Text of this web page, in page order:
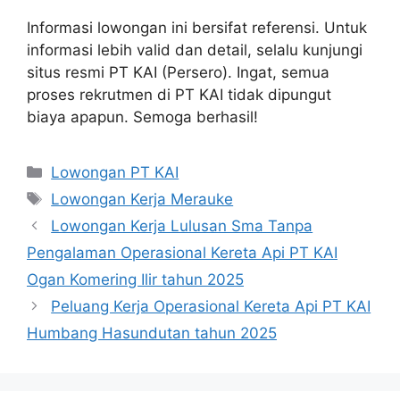
Informasi lowongan ini bersifat referensi. Untuk
informasi lebih valid dan detail, selalu kunjungi
situs resmi PT KAI (Persero). Ingat, semua
proses rekrutmen di PT KAI tidak dipungut
biaya apapun. Semoga berhasil!
Categories
Lowongan PT KAI
Tags
Lowongan Kerja Merauke
Lowongan Kerja Lulusan Sma Tanpa
Pengalaman Operasional Kereta Api PT KAI
Ogan Komering Ilir tahun 2025
Peluang Kerja Operasional Kereta Api PT KAI
Humbang Hasundutan tahun 2025